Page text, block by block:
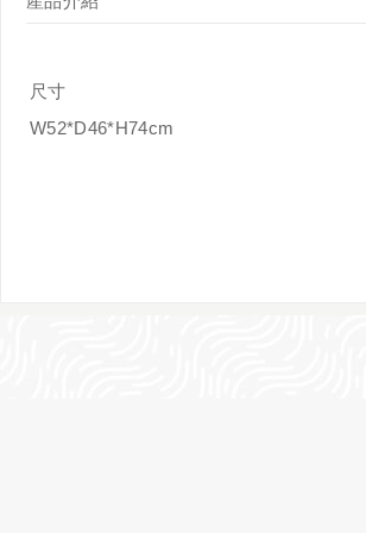
尺寸
W52*D46*H74cm